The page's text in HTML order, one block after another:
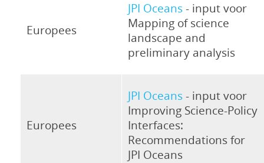
Europees
JPI Oceans- input voor
Mapping of science
landscape and
preliminary analysis
Europees
JPI Oceans- input voor
Improving Science-Policy
Interfaces:
Recommendations for
JPI Oceans